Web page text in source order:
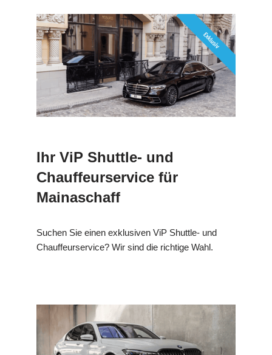
Ihr ViP Shuttle- und
Chauffeurservice für
Mainaschaff
Suchen Sie einen exklusiven ViP Shuttle- und
Chauffeurservice? Wir sind die richtige Wahl.